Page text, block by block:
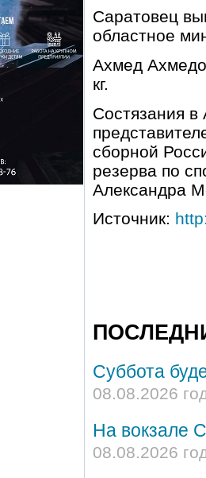
Саратовец
областное
Ахмед
кг.
Состязания
сборной
резерва по
Александра
Источник:
Суббота
08.08.2026
На вокзале
08.08.2026